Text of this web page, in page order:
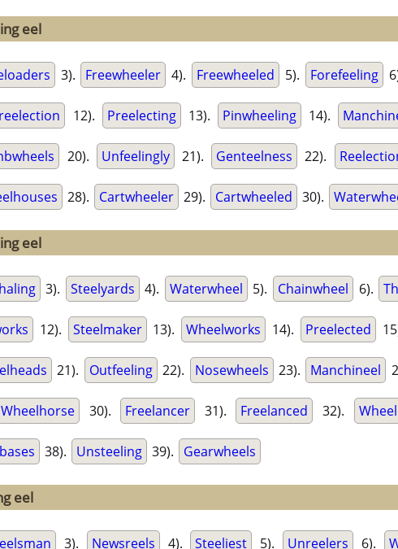
eel
3). Freewheeler 4). Freewheeled 5). Forefeeling
12). Preelecting 13). Pinwheeling 14).
20). Unfeelingly 21). Genteelness 22).
28). Cartwheeler 29). Cartwheeled 30).
eel
3). Steelyards 4). Waterwheel 5). Chainwheel 6).
12). Steelmaker 13). Wheelworks 14). Preelected
21). Outfeeling 22). Nosewheels 23). Manchineel
Wheelhorse 30). Freelancer 31). Freelanced 32).
38). Unsteeling 39). Gearwheels
eel
3). Newsreels 4). Steeliest 5). Unreelers 6).